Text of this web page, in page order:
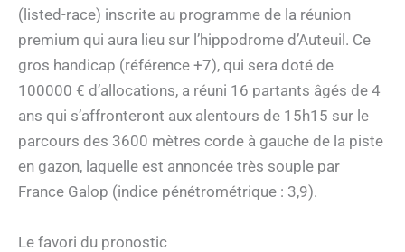
(listed-race) inscrite au programme de la réunion
premium qui aura lieu sur l’hippodrome d’Auteuil. Ce
gros handicap (référence +7), qui sera doté de
100000 € d’allocations, a réuni 16 partants âgés de 4
ans qui s’affronteront aux alentours de 15h15 sur le
parcours des 3600 mètres corde à gauche de la piste
en gazon, laquelle est annoncée très souple par
France Galop (indice pénétrométrique : 3,9).
Le favori du pronostic